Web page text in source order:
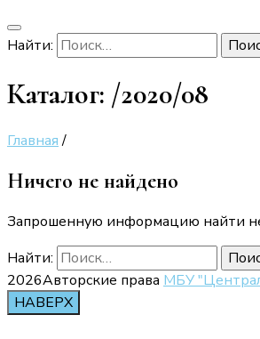
Найти:
Каталог: /2020/08
Главная /
Ничего не найдено
Запрошенную информацию найти не
Найти:
2026Авторские права МБУ
НАВЕРХ